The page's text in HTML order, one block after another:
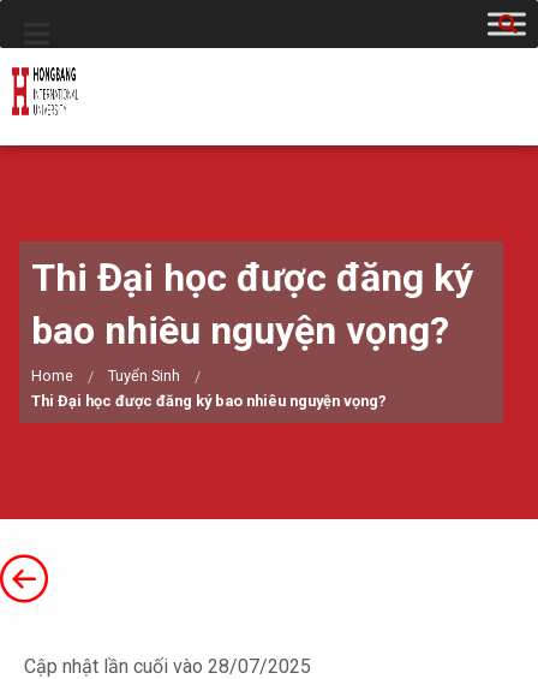
Thi Đại học được đăng ký
bao nhiêu nguyện vọng?
Home
Tuyển Sinh
Thi Đại học được đăng ký bao nhiêu nguyện vọng?
Cập nhật lần cuối vào 28/07/2025